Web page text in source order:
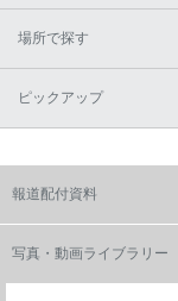
場所で探す
ピックアップ
報道配付資料
写真・動画ライブラリー